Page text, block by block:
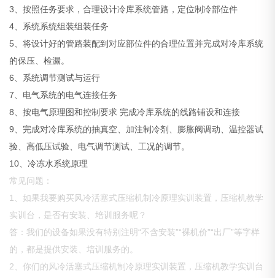
3、按照任务要求，合理设计冷库系统管路，定位制冷部位件
4、系统系统组装组装任务
5、将设计好的管路装配到对应部位件的合理位置并完成对冷库系统
的保压、检漏。
6、系统调节测试与运行
7、电气系统的电气连接任务
8、按电气原理图和控制要求 完成冷库系统的线路铺设和连接
9、完成对冷库系统的抽真空、加注制冷剂、膨胀阀调动、温控器试
验、高低压试验、电气调节测试、工况的调节。
10、冷冻水系统原理
常见问题：
1、如果我要购买风冷活塞式压缩机制冷原理实训装置，压缩机教学
实训台，是否有安装、培训服务呢？
答：我们的设备如果没有特别注明“不含安装”“裸机价”“出厂”等字样
的，都是提供安装、培训服务的。
2、你们的风冷活塞式压缩机制冷原理实训装置，压缩机教学实训台